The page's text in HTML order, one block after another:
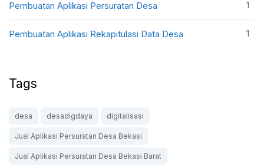
Pembuatan Aplikasi Persuratan Desa 1
Pembuatan Aplikasi Rekapitulasi Data Desa 1
Tags
desa desadigdaya digitalisasi
Jual Aplikasi Persuratan Desa Bekasi
Jual Aplikasi Persuratan Desa Bekasi Barat